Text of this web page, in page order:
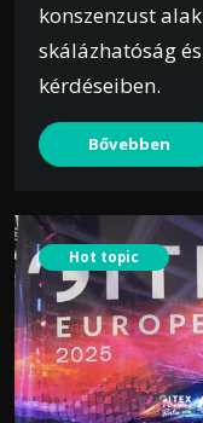
konszenzust
skálázhatóság
kérdéseiben.
Bővebben
Hot topic